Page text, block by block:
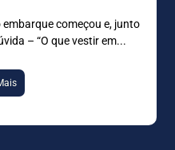
começou e, junto
– “O que vestir em